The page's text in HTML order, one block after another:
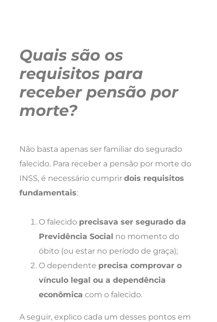
Quais são os
requisitos para
receber pensão por
morte?
Não basta apenas ser familiar do segurado
falecido. Para receber a pensão por morte do
INSS, é necessário cumprir dois requisitos
fundamentais:
O falecido precisava ser segurado da
Previdência Social no momento do
óbito (ou estar no período de graça);
O dependente precisa comprovar o
vínculo legal ou a dependência
econômica com o falecido.
A seguir, explico cada um desses pontos em